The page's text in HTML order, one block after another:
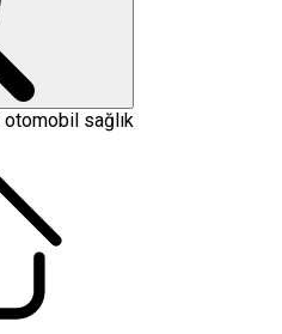
otomobil sağlık